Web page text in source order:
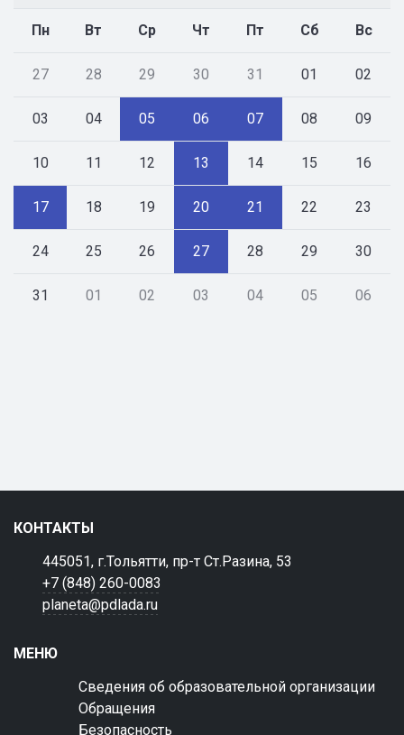
Пн Вт Ср Чт Пт Сб Вс
27 28 29 30 31 01 02
03 04 05 06 07 08 09
10 11 12 13 14 15 16
17 18 19 20 21 22 23
24 25 26 27 28 29 30
31 01 02 03 04 05 06
КОНТАКТЫ
445051, г.Тольятти, пр-т Ст.Разина, 53
+7 (848) 260-0083
planeta@pdlada.ru
МЕНЮ
Сведения об образовательной организации
Обращения
Безопасность